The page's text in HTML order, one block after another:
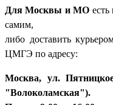
Для Москвы и МО
самим,
либо доставить
ЦМГЭ по адресу:
Москва, ул.
"Волоколамская").